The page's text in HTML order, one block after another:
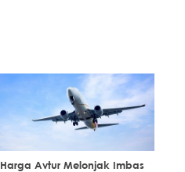
Harga Avtur Melonjak Imbas